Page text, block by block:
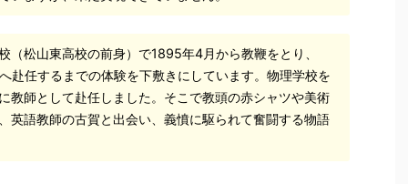
（松山東高校の前身）で1895年4月から教鞭をとり、
赴任するまでの体験を下敷きにしています。物理学校を
教師として赴任しました。そこで教頭の赤シャツや美術
英語教師の古賀と出会い、義憤に駆られて奮闘する物語